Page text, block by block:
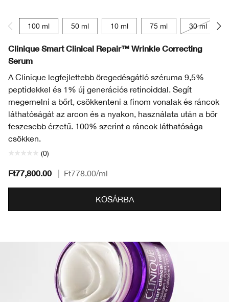
100 ml 50 ml 10 ml 75 ml 30 ml
Clinique Smart Clinical Repair™ Wrinkle Correcting
Serum
A Clinique legfejlettebb öregedésgátló széruma 9,5%
peptidekkel és 1% új generációs retinoiddal. Segít
megemelni a bőrt, csökkenteni a finom vonalak és ráncok
láthatóságát az arcon és a nyakon, használata után a bőr
feszesebb érzetű. 100% szerint a ráncok láthatósága
csökken.
(0)
Ft77,800.00 Ft778.00/ml
KOSÁRBA